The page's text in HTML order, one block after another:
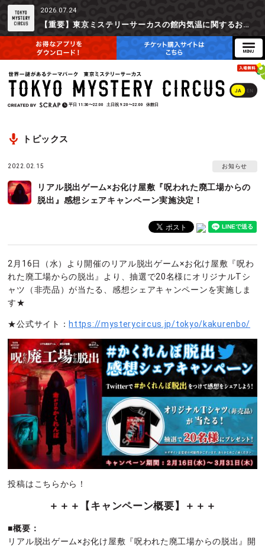
2026.07.24
【重要】東京ミステリーサーカスの館内気温に関するお詫びとご参加辞退時の返金対応について
JA EN
平日 11:30〜22:00 土日祝 9:20〜22:00 休館日
トピックス
2022.02.15 お知らせ
リアル脱出ゲーム×お化け屋敷『呪われた廃工場からの
脱出』感想シェアキャンペーン実施決定！
2月16日（水）より開催のリアル脱出ゲーム×お化け屋敷『呪わ
れた廃工場からの脱出』より、抽選で20名様にオリジナルTシ
ャツ（非売品）が当たる、感想シェアキャンペーンを実施しま
す★
★公式サイト： https://mysterycircus.jp/tokyo/kakurenbo/
投稿はこちらから！
＋＋＋【キャンペーン概要】＋＋＋
■概要：
リアル脱出ゲーム×お化け屋敷『呪われた廃工場からの脱出』開